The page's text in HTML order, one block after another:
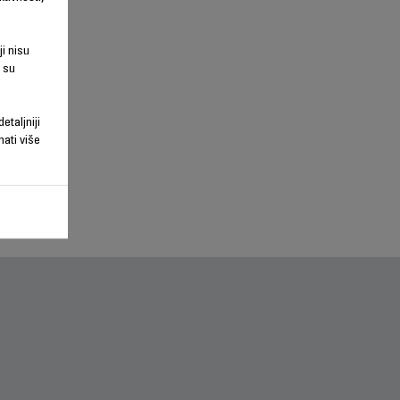
nisu
su
više